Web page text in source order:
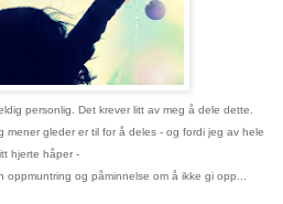
personlig. Det krever litt av meg å dele dette.
mener gleder er til for å deles - og fordi jeg av hele
hjerte håper -
og påminnelse om å ikke gi opp...